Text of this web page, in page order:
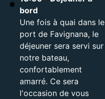
bord
Une fois à quai dans le
port de Favignana, le
déjeuner sera servi sur
notre bateau,
confortablement
amarré. Ce sera
l'occasion de vous